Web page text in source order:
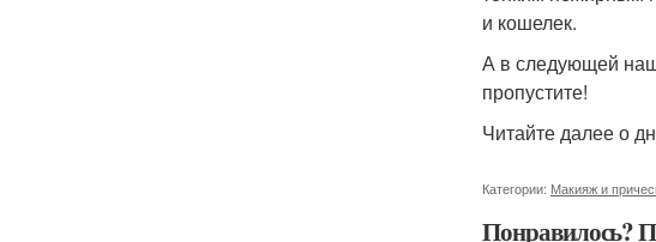
и кошелек.
А в следующей
пропустите!
Читайте далее о
Категории: Макияж и
Понравилось?